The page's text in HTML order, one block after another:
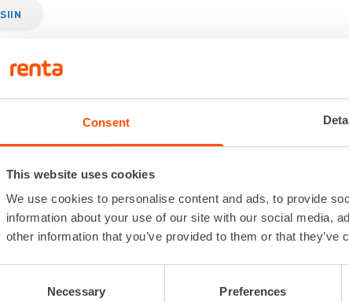
Consent
This website uses cookies
We use cookies to personalise content and ads, to provide
information about your use of our site with our social media,
other information that you’ve provided to them or that
Necessary Preferences
VUOKRAA